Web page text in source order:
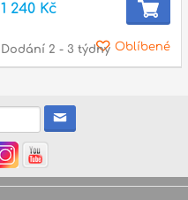
1 240 Kč
Oblíbené
Dodání 2 - 3 týdny